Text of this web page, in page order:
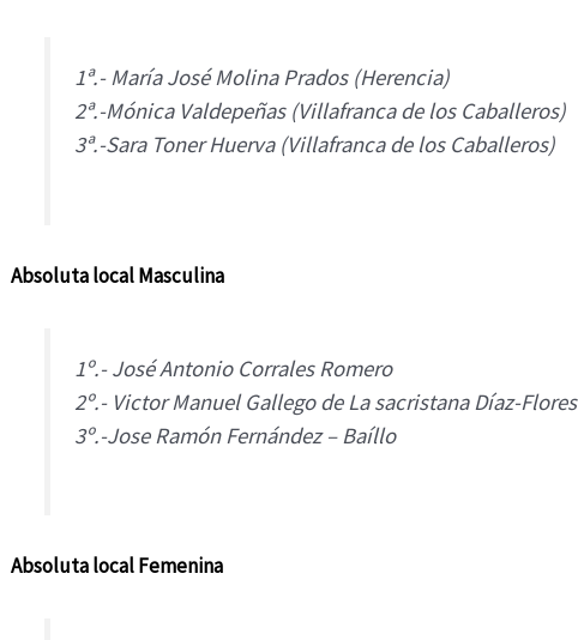
1ª.- María José Molina Prados (Herencia)
2ª.-Mónica Valdepeñas (Villafranca de los Caballeros)
3ª.-Sara Toner Huerva (Villafranca de los Caballeros)
Absoluta local Masculina
1º.- José Antonio Corrales Romero
2º.- Victor Manuel Gallego de La sacristana Díaz-Flores
3º.-Jose Ramón Fernández – Baíllo
Absoluta local Femenina